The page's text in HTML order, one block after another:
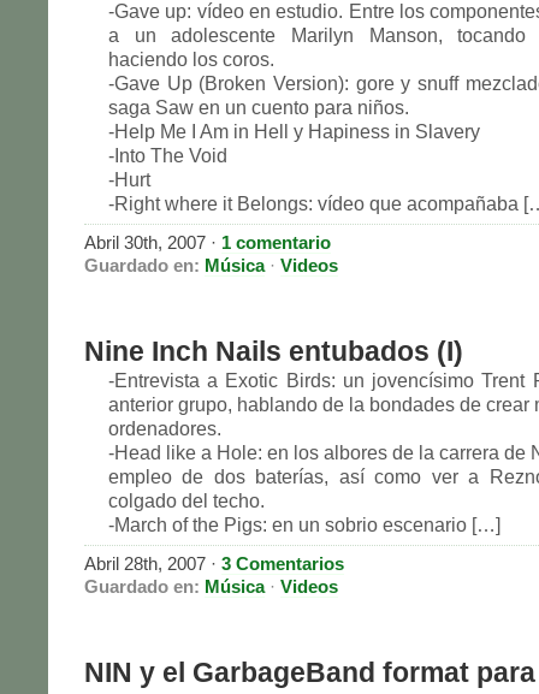
-Gave up: vídeo en estudio. Entre los
a un adolescente Marilyn Manson,
haciendo los coros.
-Gave Up (Broken Version): gore y snuff
saga Saw en un cuento para niños.
-Help Me I Am in Hell y Hapiness in Slavery
-Into The Void
-Hurt
-Right where it Belongs: vídeo que acompañaba
Abril 30th, 2007 · 1 comentario
Guardado en: Música· Videos
Nine Inch Nails entubados (I)
-Entrevista a Exotic Birds: un jovencísimo Trent
anterior grupo, hablando de la bondades de crear
ordenadores.
-Head like a Hole: en los albores de la carrera de
empleo de dos baterías, así como ver a
colgado del techo.
-March of the Pigs: en un sobrio escenario […]
Abril 28th, 2007 · 3 Comentarios
Guardado en: Música· Videos
NIN y el GarbageBand format